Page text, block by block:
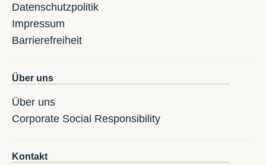
Datenschutzpolitik
Impressum
Barrierefreiheit
Über uns
Über uns
Corporate Social Responsibility
Kontakt